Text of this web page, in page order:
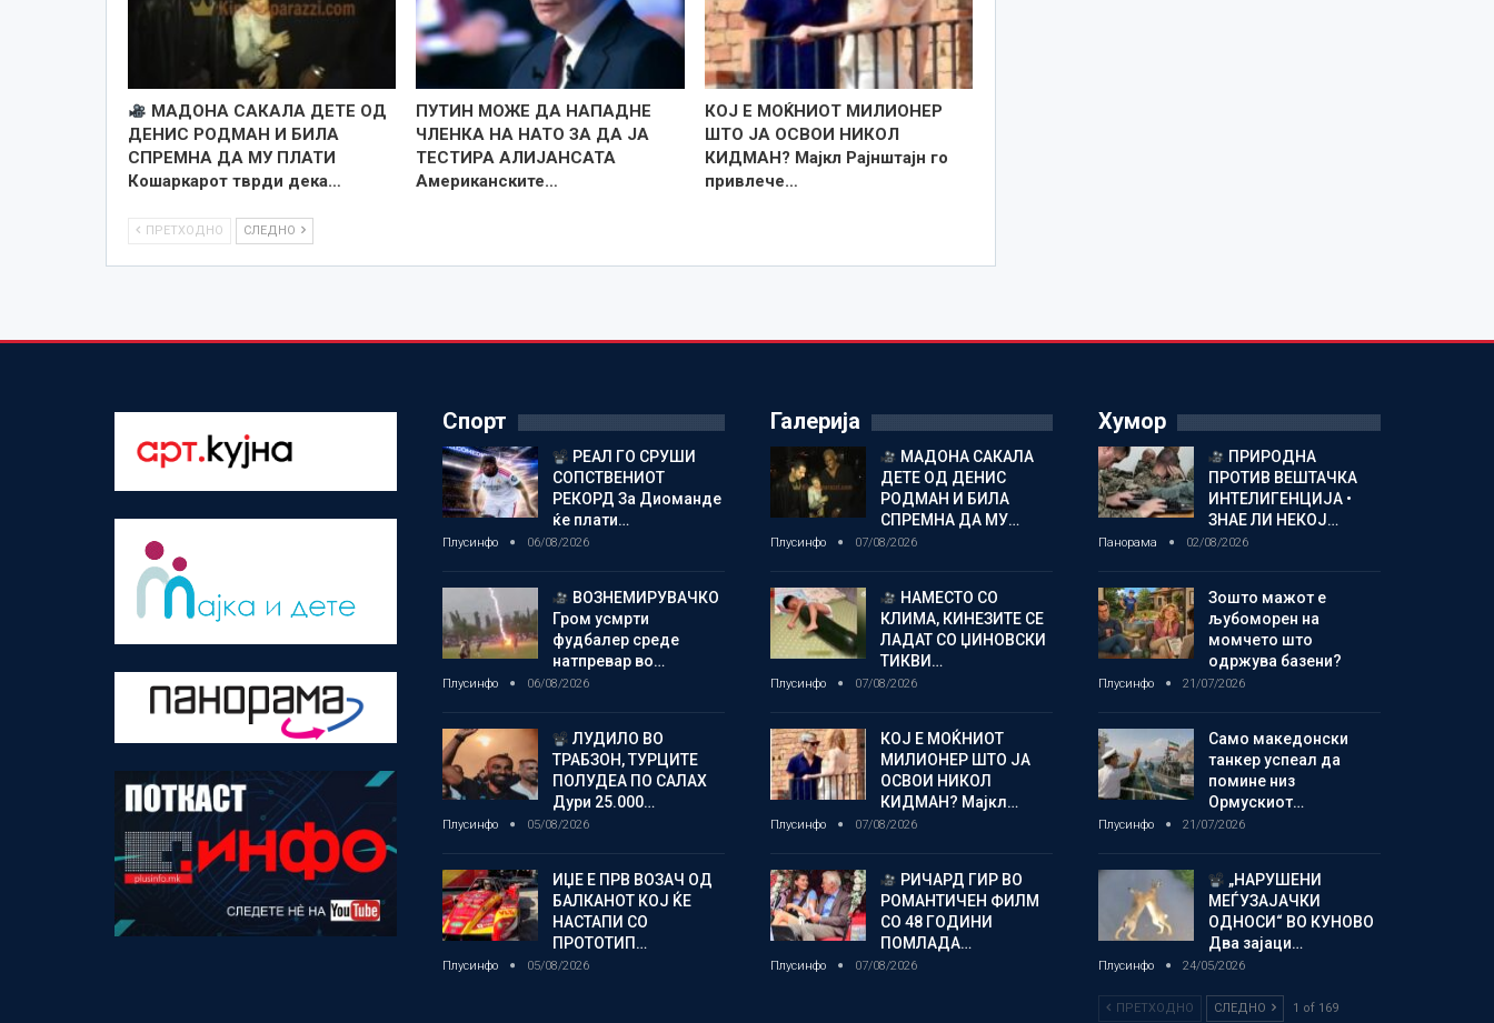
МАДОНА САКАЛА ДЕТЕ ОД
ДЕНИС РОДМАН И БИЛА
СПРЕМНА ДА МУ ПЛАТИ
Кошаркарот тврди дека…
ПУТИН МОЖЕ ДА НАПАДНЕ
ЧЛЕНКА НА НАТО ЗА ДА ЈА
ТЕСТИРА АЛИЈАНСАТА
Американските…
КОЈ Е МОЌНИОТ МИЛИОНЕР
ШТО ЈА ОСВОИ НИКОЛ
КИДМАН? Мајкл Рајнштајн го
привлече…
ПРЕТХОДНО СЛЕДНО
Спорт
РЕАЛ ГО СРУШИ
СОПСТВЕНИОТ
РЕКОРД За Диоманде
ќе плати…
Плусинфо 06/08/2026
ВОЗНЕМИРУВАЧКО
Гром усмрти
фудбалер среде
натпревар во…
Плусинфо 06/08/2026
ЛУДИЛО ВО
ТРАБЗОН, ТУРЦИТЕ
ПОЛУДЕА ПО САЛАХ
Дури 25.000…
Плусинфо 05/08/2026
ИЏЕ Е ПРВ ВОЗАЧ ОД
БАЛКАНОТ КОЈ ЌЕ
НАСТАПИ СО
ПРОТОТИП…
Плусинфо 05/08/2026
Галерија
МАДОНА САКАЛА
ДЕТЕ ОД ДЕНИС
РОДМАН И БИЛА
СПРЕМНА ДА МУ…
Плусинфо 07/08/2026
НАМЕСТО СО
КЛИМА, КИНЕЗИТЕ СЕ
ЛАДАТ СО ЏИНОВСКИ
ТИКВИ…
Плусинфо 07/08/2026
КОЈ Е МОЌНИОТ
МИЛИОНЕР ШТО ЈА
ОСВОИ НИКОЛ
КИДМАН? Мајкл…
Плусинфо 07/08/2026
РИЧАРД ГИР ВО
РОМАНТИЧЕН ФИЛМ
СО 48 ГОДИНИ
ПОМЛАДА…
Плусинфо 07/08/2026
Хумор
ПРИРОДНА
ПРОТИВ ВЕШТАЧКА
ИНТЕЛИГЕНЦИЈА •
ЗНАЕ ЛИ НЕКОЈ…
Панорама 02/08/2026
Зошто мажот е
љубоморен на
момчето што
одржува базени?
Плусинфо 21/07/2026
Само македонски
танкер успеал да
помине низ
Ормускиот…
Плусинфо 21/07/2026
„НАРУШЕНИ
МЕЃУЗАЈАЧКИ
ОДНОСИ“ ВО КУНОВО
Два зајаци…
Плусинфо 24/05/2026
ПРЕТХОДНО СЛЕДНО 1 of 169